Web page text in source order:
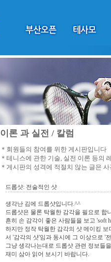
이론 과 실전 / 칼럼
＊회원들의 참여를 위한 게시판입니다
＊테니스에 관한 기술, 실전 이론 등의
＊게시판의 성격에 적절치 않는 글은
드롭샷: 전술적인 샷
생각난 김에 드롭샷입니다.^^
드롭샷은 물론 탁월한 감각을 필요로 합
흔히 손 감각이 좋은 사람들을 보고 'soft
하지만 정작 탁월한 감각의 샷 메이킹
서 '감각의 샷'임과 동시에 그 이상으로 '
그냥 생각나는대로 드롭샷 관련 정보들
재미 삼아 읽어 보시기 바랍니다.